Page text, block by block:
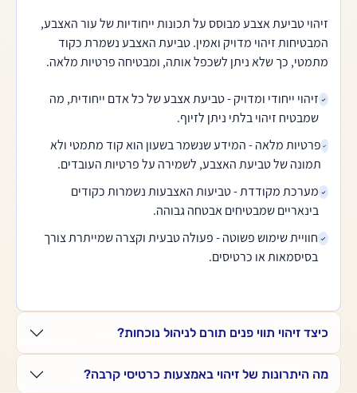
זיהוי טביעת אצבע מבוסס על תכונות ייחודיות של עור האצבע,
המבטיחות זיהוי מדויק ואמין. טביעת האצבע נשמרת כקוד
מתמטי, כך שלא ניתן לשכפל אותה, ומבטיחה פרטיות מלאה.
זיהוי ייחודי ומדויק - טביעת אצבע של כל אדם ייחודית, מה
שמבטיח זיהוי בלתי ניתן לזיוף.
פרטיות מלאה - המידע שנשמר בשעון הוא קוד מתמטי ולא
תמונה של טביעת האצבע, לשמירה על פרטיות העובדים.
מערכת מקודדת - טביעות האצבעות נשמרות כקודים
בינאריים שמבטיחים אבטחה גבוהה.
חוויית שימוש פשוטה - פעולה טבעית וקצרה שמייתרת צורך
בסיסמאות או כרטיסים.
כיצד זיהוי תווי פנים תורם לניהול נוכחות?
מה היתרונות של זיהוי באמצעות כרטיסי קרבה?